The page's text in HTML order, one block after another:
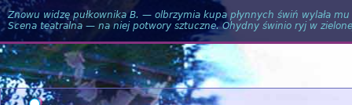
Znowu widzę pułkownika B. — olbrzymia kupa płynnych świń wylała
Scena teatralna — na niej potwory sztuczne. Ohydny świnio ryj w